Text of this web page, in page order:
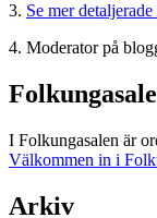
3. Se mer
4. Moderator på
I Folkungasalen är
Välkommen in i
Arkiv